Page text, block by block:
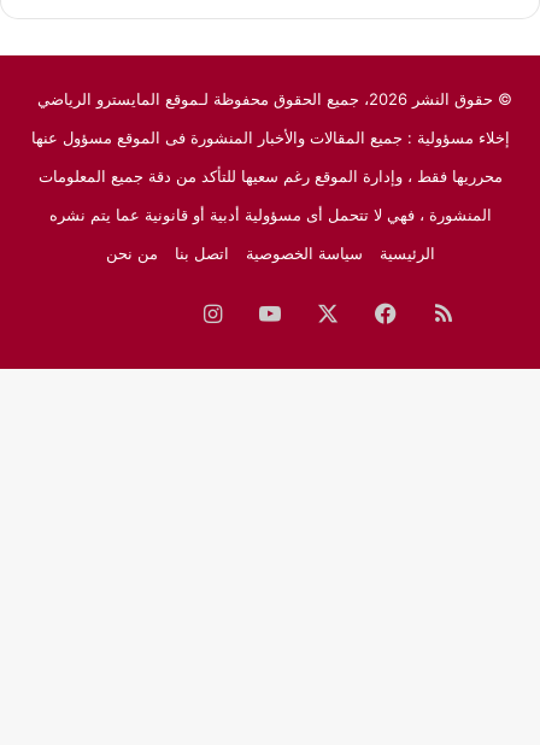
© حقوق النشر 2026، جميع الحقوق محفوظة لـموقع المايسترو الرياضي
إخلاء مسؤولية : جميع المقالات والأخبار المنشورة فى الموقع مسؤول عنها
محرريها فقط ، وإدارة الموقع رغم سعيها للتأكد من دقة جميع المعلومات
المنشورة ، فهي لا تتحمل أى مسؤولية أدبية أو قانونية عما يتم نشره
الرئيسية
سياسة الخصوصية اتصل بنا من نحن
ملخص
الموقع
فيسبوك ‫YouTubeانستقرام
نيوز